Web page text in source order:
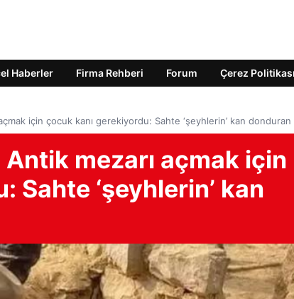
Haberler Firma Rehberi Forum Çerez Politikası
için çocuk kanı gerekiyordu: Sahte ‘şeyhlerin’ kan donduran
Antik mezarı açmak için
Sahte ‘şeyhlerin’ kan